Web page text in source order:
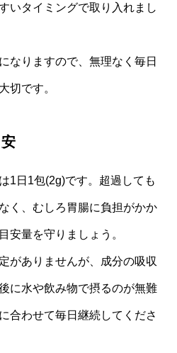
いタイミングで取り入れまし
なりますので、無理なく毎日
切です。
1日1包(2g)です。超過しても
く、むしろ胃腸に負担がかか
安量を守りましょう。
がありませんが、成分の吸収
に水や飲み物で摂るのが無難
合わせて毎日継続してくださ